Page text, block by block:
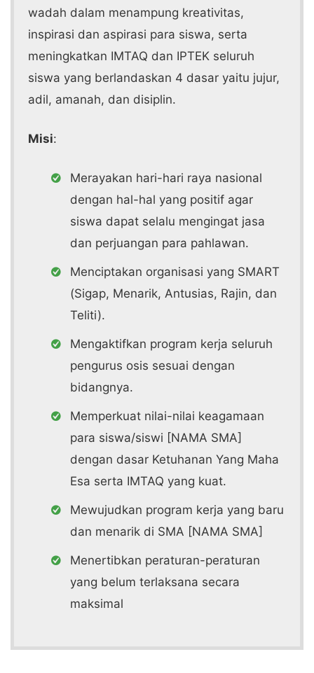
wadah dalam menampung kreativitas,
inspirasi dan aspirasi para siswa, serta
meningkatkan IMTAQ dan IPTEK seluruh
siswa yang berlandaskan 4 dasar yaitu jujur,
adil, amanah, dan disiplin.
Misi:
Merayakan hari-hari raya nasional
dengan hal-hal yang positif agar
siswa dapat selalu mengingat jasa
dan perjuangan para pahlawan.
Menciptakan organisasi yang SMART
(Sigap, Menarik, Antusias, Rajin, dan
Teliti).
Mengaktifkan program kerja seluruh
pengurus osis sesuai dengan
bidangnya.
Memperkuat nilai-nilai keagamaan
para siswa/siswi [NAMA SMA]
dengan dasar Ketuhanan Yang Maha
Esa serta IMTAQ yang kuat.
Mewujudkan program kerja yang baru
dan menarik di SMA [NAMA SMA]
Menertibkan peraturan-peraturan
yang belum terlaksana secara
maksimal